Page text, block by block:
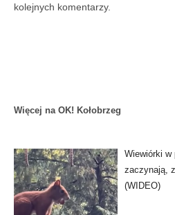
kolejnych komentarzy.
Więcej na OK! Kołobrzeg
Wiewiórki w
zaczynają,
(WIDEO)